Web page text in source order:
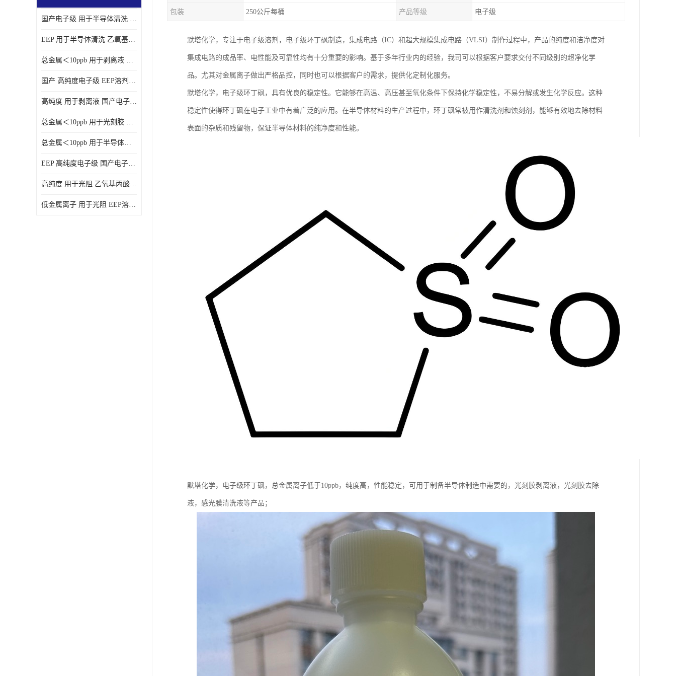
国产电子级 用于半导体清洗 EEP溶剂电子级
EEP 用于半导体清洗 乙氧基丙酸乙酯电子级
总金属＜10ppb 用于剥离液 电子级EEP
国产 高纯度电子级 EEP溶剂电子级
高纯度 用于剥离液 国产电子级EEP
总金属＜10ppb 用于光刻胶 电子级EEP溶剂
总金属＜10ppb 用于半导体清洗 3-乙氧基丙酸乙酯电子级
EEP 高纯度电子级 国产电子级EEP
高纯度 用于光阻 乙氧基丙酸乙酯电子级
低金属离子 用于光阻 EEP溶剂电子级
包装 250公斤每桶 产品等级 电子级
默塔化学，专注于电子级溶剂，电子级环丁砜制造，集成电路（IC）和超大规模集成电路（VLSI）制作过程中，产品的纯度和洁净度对
集成电路的成品率、电性能及可靠性均有十分重要的影响。基于多年行业内的经验，我司可以根据客户要求交付不同级别的超净化学
品。尤其对金属离子做出严格品控，同时也可以根据客户的需求，提供化定制化服务。
默塔化学，电子级环丁砜，具有优良的稳定性。它能够在高温、高压甚至氧化条件下保持化学稳定性，不易分解或发生化学反应。这种
稳定性使得环丁砜在电子工业中有着广泛的应用。在半导体材料的生产过程中，环丁砜常被用作清洗剂和蚀刻剂，能够有效地去除材料
表面的杂质和残留物，保证半导体材料的纯净度和性能。
默塔化学，电子级环丁砜，总金属离子低于10ppb，纯度高，性能稳定，可用于制备半导体制造中需要的，光刻胶剥离液，光刻胶去除
液，感光膜清洗液等产品；